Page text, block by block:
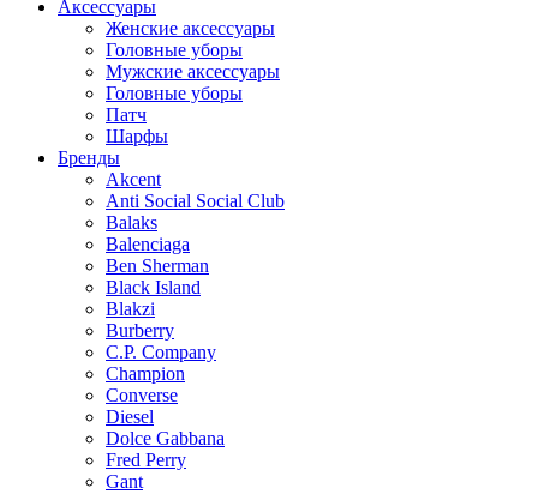
Аксессуары
Женские аксессуары
Головные уборы
Мужские аксессуары
Головные уборы
Патч
Шарфы
Бренды
Akcent
Anti Social Social Club
Balaks
Balenciaga
Ben Sherman
Black Island
Blakzi
Burberry
C.P. Company
Champion
Converse
Diesel
Dolce Gabbana
Fred Perry
Gant